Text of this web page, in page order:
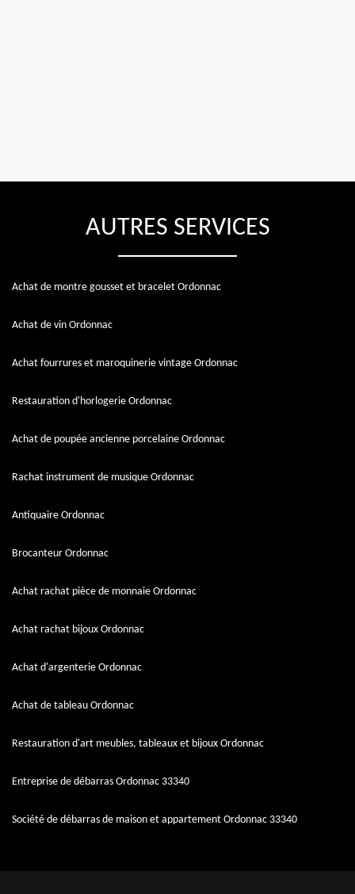
AUTRES SERVICES
Achat de montre gousset et bracelet Ordonnac
Achat de vin Ordonnac
Achat fourrures et maroquinerie vintage Ordonnac
Restauration d'horlogerie Ordonnac
Achat de poupée ancienne porcelaine Ordonnac
Rachat instrument de musique Ordonnac
Antiquaire Ordonnac
Brocanteur Ordonnac
Achat rachat pièce de monnaie Ordonnac
Achat rachat bijoux Ordonnac
Achat d'argenterie Ordonnac
Achat de tableau Ordonnac
Restauration d'art meubles, tableaux et bijoux Ordonnac
Entreprise de débarras Ordonnac 33340
Société de débarras de maison et appartement Ordonnac 33340